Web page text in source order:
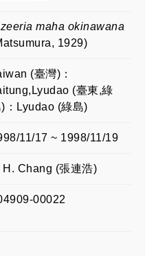
maha okinawana
1929)
(臺灣)：
(臺東,綠
：Lyudao (綠島)
11/17 ~ 1998/11/19
H. Chang (張連浩)
00022